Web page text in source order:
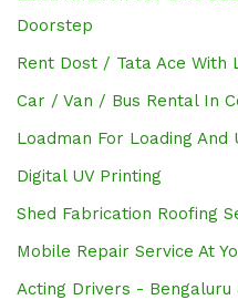
Doorstep
Rent Dost / Tata Ace With
Car / Van / Bus Rental In
Loadman For Loading And
Digital UV Printing
Shed Fabrication Roofing
Mobile Repair Service At
Acting Drivers - Bengaluru